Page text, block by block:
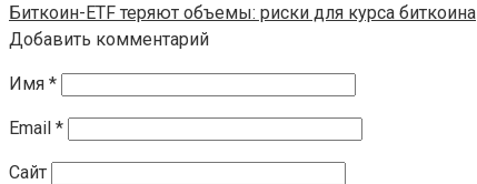
Биткоин-ETF теряют объемы: риски для курса биткоина
Добавить комментарий
Имя *
Email *
Сайт